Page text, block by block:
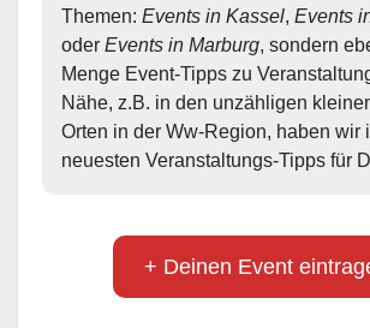
Themen: Events in Kassel, Events
oder Events in Marburg, sondern
Menge Event-Tipps zu
Nähe, z.B. in den unzähligen
Orten in der Ww-Region, haben wir
neuesten Veranstaltungs-Tipps für
+ Deinen Event